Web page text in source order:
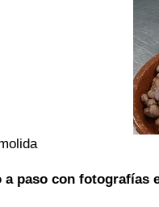
a paso con fotografías